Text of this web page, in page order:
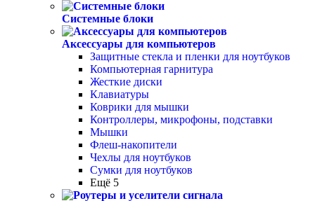
Системные блоки
Аксессуары для компьютеров
Защитные стекла и пленки для ноутбуков
Компьютерная гарнитура
Жесткие диски
Клавиатуры
Коврики для мышки
Контроллеры, микрофоны, подставки
Мышки
Флеш-накопители
Чехлы для ноутбуков
Сумки для ноутбуков
Ещё 5